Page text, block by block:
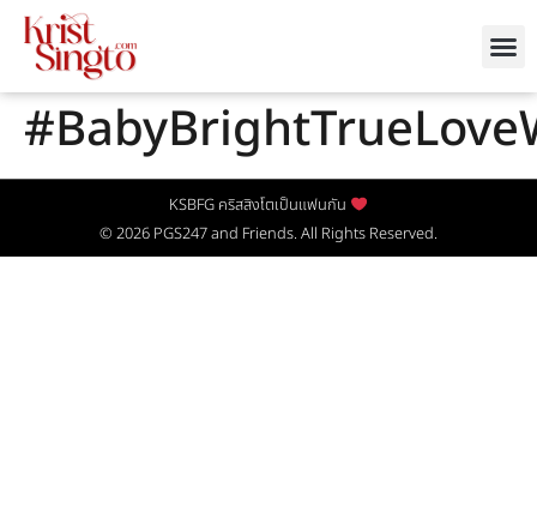
KSBFG คริสสิงโตเป็นแฟนกัน
© 2026 PGS247and Friends. All Rights Reserved.